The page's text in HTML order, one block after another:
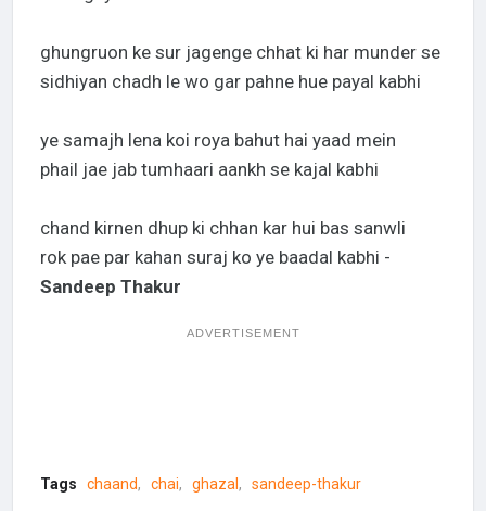
ghungruon ke sur jagenge chhat ki har munder se
sidhiyan chadh le wo gar pahne hue payal kabhi
ye samajh lena koi roya bahut hai yaad mein
phail jae jab tumhaari aankh se kajal kabhi
chand kirnen dhup ki chhan kar hui bas sanwli
rok pae par kahan suraj ko ye baadal kabhi -
Sandeep Thakur
ADVERTISEMENT
Tags chaand chai ghazal sandeep-thakur